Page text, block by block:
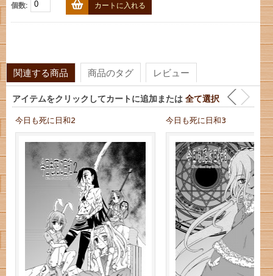
個数: カートに入れる
関連する商品 商品のタグ レビュー
アイテムをクリックしてカートに追加または 全て選択
今日も死に日和2 今日も死に日和3